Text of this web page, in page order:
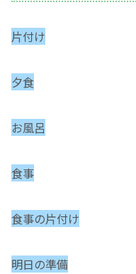
片付け
夕食
お風呂
食事
食事の片付け
明日の準備